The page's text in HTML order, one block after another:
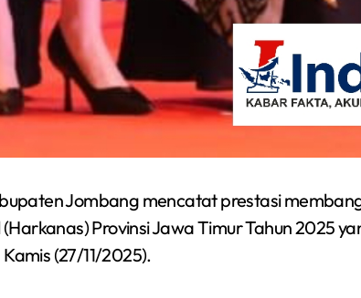
Jombang mencatat prestasi
Provinsi Jawa Timur Tahun 2025
(27/11/2025).